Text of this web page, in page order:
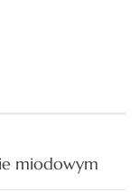
miodowym